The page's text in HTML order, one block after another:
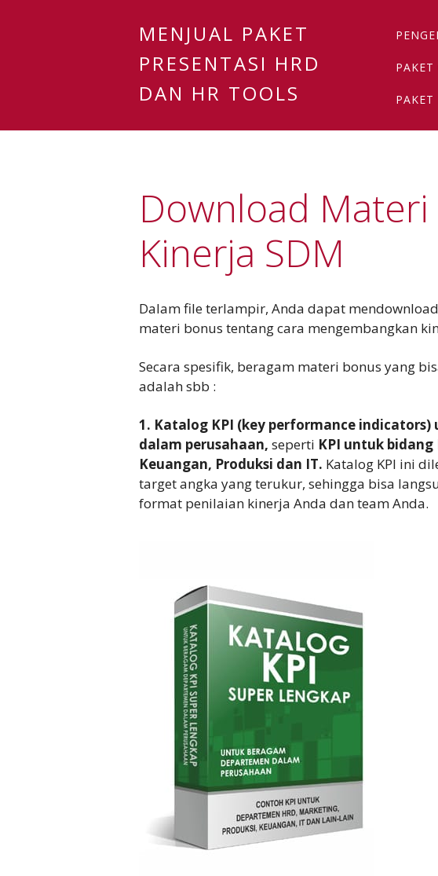
MENJUAL PAKET
PRESENTASI HRD
DAN HR TOOLS
Skip
content
PAKET
Download Materi
Kinerja SDM
Dalam file terlampir, Anda dapat
materi bonus tentang cara mengembangkan
Secara spesifik, beragam materi bonus yang
adalah sbb :
1. Katalog KPI (key performance
dalam perusahaan, seperti KPI untuk bidang
Keuangan, Produksi dan IT. Katalog KPI ini
target angka yang terukur, sehingga bisa
format penilaian kinerja Anda dan team Anda.